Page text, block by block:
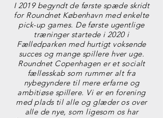
I 2019 begyndt de første spæde skridt
for Roundnet København med enkelte
pick-up games. De første ugentlige
træninger startede i 2020 i
Fælledparken med hurtigt voksende
succes og mange spillere hver uge.
Roundnet Copenhagen er et socialt
fællesskab som rummer alt fra
nybegyndere til mere erfarne og
ambitiøse spillere. Vi er en forening
med plads til alle og glæder os over
alle de nye, som ligesom os har